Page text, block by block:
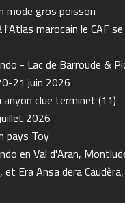
mode gros poisson
marocain le CAF se
- Lac de Barroude &
21 juin 2026
clue terminet (11)
2026
pays Toy
en Val d'Aran,
et Era Ansa dera